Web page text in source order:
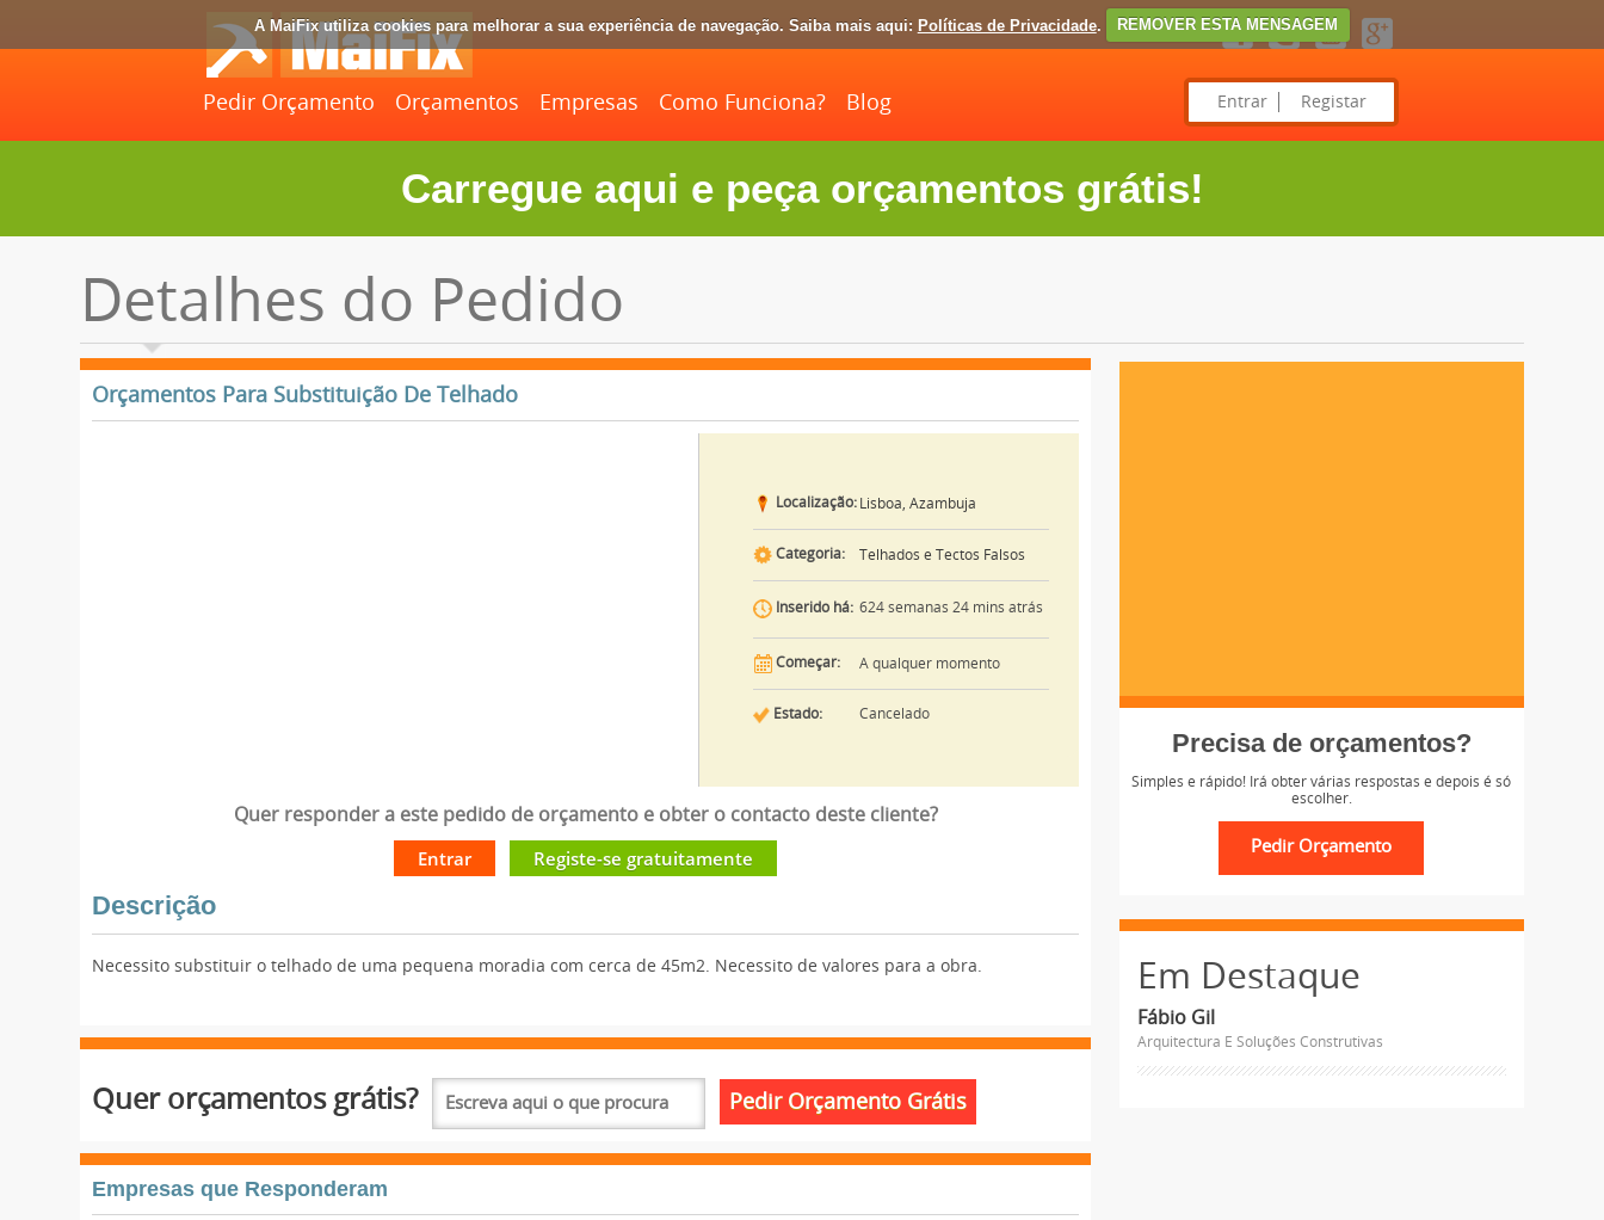
A MaiFix utiliza cookies para melhorar a sua experiência de navegação. Saiba mais aqui: Políticas de Privacidade. REMOVER ESTA MENSAGEM
Pedir Orçamento Orçamentos Empresas Como Funciona? Blog Entrar Registar
Carregue aqui e peça orçamentos grátis!
Detalhes do Pedido
Orçamentos Para Substituição De Telhado
Localização: Lisboa, Azambuja
Categoria: Telhados e Tectos Falsos
Inserido há: 624 semanas 24 mins atrás
Começar: A qualquer momento
Estado: Cancelado
Quer responder a este pedido de orçamento e obter o contacto deste cliente?
Entrar Registe-se gratuitamente
Descrição
Necessito substituir o telhado de uma pequena moradia com cerca de 45m2. Necessito de valores para a obra.
Quer orçamentos grátis?
Empresas que Responderam
Precisa de orçamentos?
Simples e rápido! Irá obter várias respostas e depois é só
escolher.
Em Destaque
Fábio Gil
Arquitectura E Soluções Construtivas